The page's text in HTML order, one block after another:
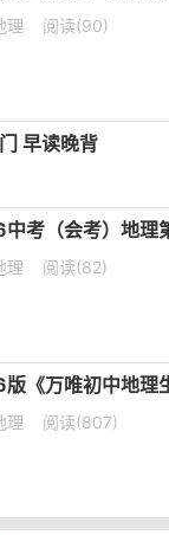
理 阅读(90)
早读晚背
理 阅读(82)
《万唯初中地理
理 阅读(807)